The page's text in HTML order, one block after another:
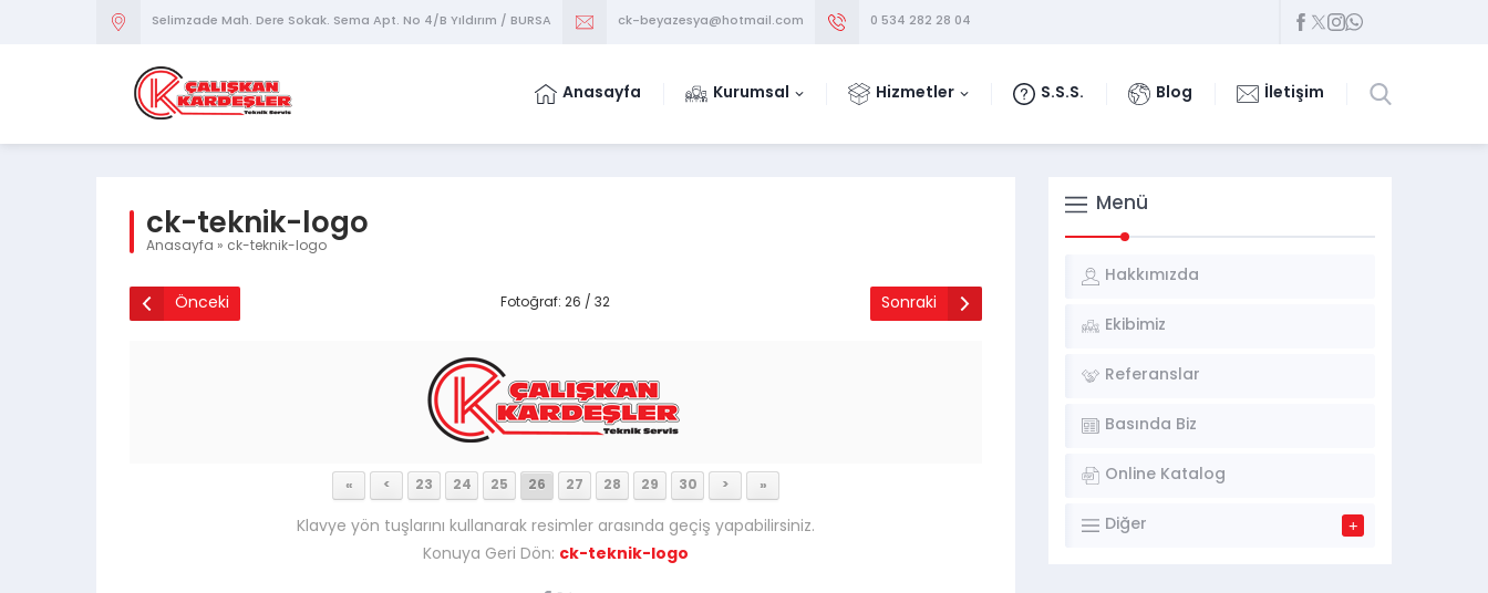
Selimzade Mah. Dere Sokak. Sema Apt. No 4/B Yıldırım / BURSA ck-beyazesya@hotmail.com 0 534 282 28 04
Anasayfa Kurumsal Hizmetler S.S.S. Blog İletişim
ck-teknik-logo
Anasayfa » ck-teknik-logo
Önceki Fotoğraf: 26 / 32 Sonraki
« < 23 24 25 26 27 28 29 30 > »
Klavye yön tuşlarını kullanarak resimler arasında geçiş yapabilirsiniz.
Konuya Geri Dön: ck-teknik-logo
Menü
Hakkımızda
Ekibimiz
Referanslar
Basında Biz
Online Katalog
Diğer